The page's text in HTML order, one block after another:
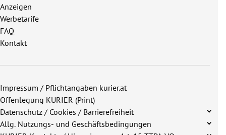
Anzeigen
Werbetarife
FAQ
Kontakt
Impressum / Pflichtangaben kurier.at
Offenlegung KURIER (Print)
Datenschutz / Cookies / Barrierefreiheit
Allg. Nutzungs- und Geschäftsbedingungen